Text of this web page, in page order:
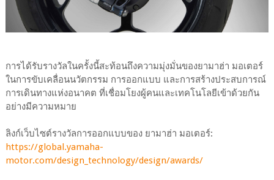
การได้รับรางวัลในครั้งนี้สะท้อนถึงความมุ่งมั่นของยามาฮ่า มอเตอร์
ในการขับเคลื่อนนวัตกรรม การออกแบบ และการสร้างประสบการณ์
การเดินทางแห่งอนาคต ที่เชื่อมโยงผู้คนและเทคโนโลยีเข้าด้วยกัน
อย่างมีความหมาย
ลิงก์เว็บไซต์รางวัลการออกแบบของ ยามาฮ่า มอเตอร์:
https://global.yamaha-
motor.com/design_technology/design/awards/